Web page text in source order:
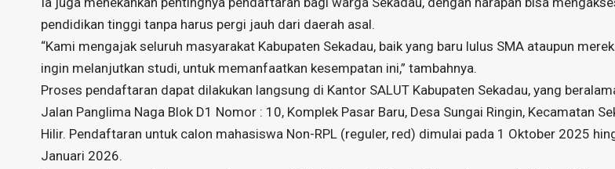
pendidikan tinggi tanpa harus pergi jauh dari daerah asal.
“Kami mengajak seluruh masyarakat Kabupaten Sekadau, baik yang baru lulus SMA ataupun
ingin melanjutkan studi, untuk memanfaatkan kesempatan ini,” tambahnya.
Proses pendaftaran dapat dilakukan langsung di Kantor SALUT Kabupaten Sekadau, yang
Jalan Panglima Naga Blok D1 Nomor : 10, Komplek Pasar Baru, Desa Sungai Ringin, Kecamatan
Hilir. Pendaftaran untuk calon mahasiswa Non-RPL (reguler, red) dimulai pada 1 Oktober 2025
Januari 2026.